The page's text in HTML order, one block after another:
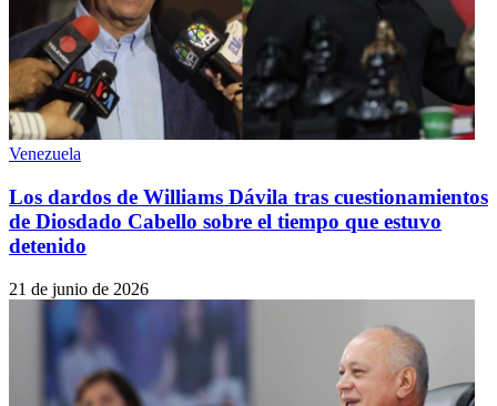
Venezuela
Los dardos de Williams Dávila tras cuestionamientos
de Diosdado Cabello sobre el tiempo que estuvo
detenido
21 de junio de 2026